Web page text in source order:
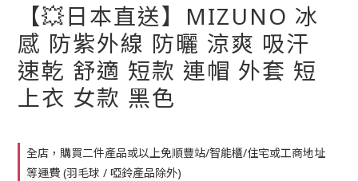
【💥日本直送】MIZUNO 冰
感 防紫外線 防曬 涼爽 吸汗
速乾 舒適 短款 連帽 外套 短
上衣 女款 黑色
全店，購買二件產品或以上免順豐站/智能櫃/住宅或工商地址
等運費 (羽毛球 / 啞鈴產品除外)